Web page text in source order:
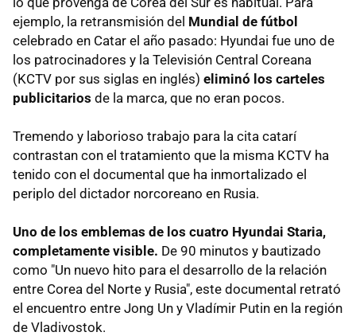
ejemplo, la retransmisión del Mundial de fútbol
celebrado en Catar el año pasado: Hyundai fue uno de
los patrocinadores y la Televisión Central Coreana
(KCTV por sus siglas en inglés) eliminó los carteles
publicitarios de la marca, que no eran pocos.
Tremendo y laborioso trabajo para la cita catarí
contrastan con el tratamiento que la misma KCTV ha
tenido con el documental que ha inmortalizado el
periplo del dictador norcoreano en Rusia.
Uno de los emblemas de los cuatro Hyundai Staria,
completamente visible. De 90 minutos y bautizado
como "Un nuevo hito para el desarrollo de la relación
entre Corea del Norte y Rusia", este documental retrató
el encuentro entre Jong Un y Vladímir Putin en la región
de Vladivostok.